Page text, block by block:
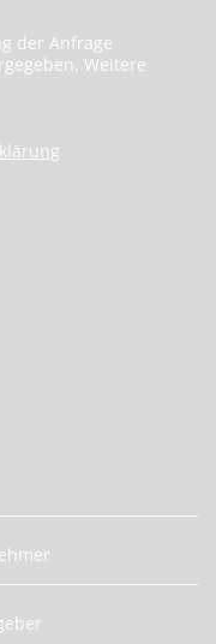
der Anfrage
Weitere